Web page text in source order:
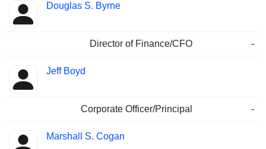
Douglas S. Byrne
Director of Finance/CFO -
Jeff Boyd
Corporate Officer/Principal -
Marshall S. Cogan